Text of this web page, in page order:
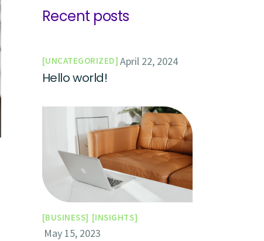
Recent posts
UNCATEGORIZED April 22, 2024
Hello world!
BUSINESS INSIGHTS
May 15, 2023